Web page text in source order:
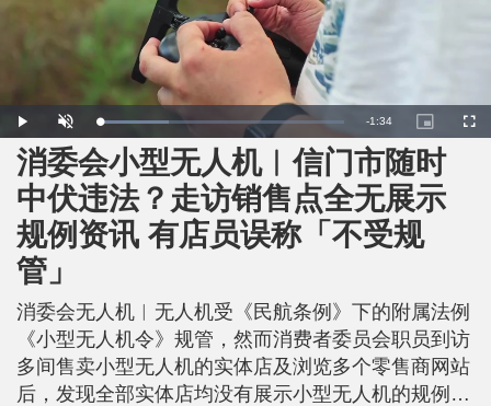
P
l
a
y
U
n
m
u
t
e
L
o
d
e
d
:
2
8
.
0
R
e
m
a
i
i
n
-1:34
P
i
c
t
u
e
-
i
r
e
F
u
消委会小型无人机︱信门市随时
中伏违法？走访销售点全无展示
规例资讯 有店员误称「不受规
管」
消委会无人机︱无人机受《民航条例》下的附属法例
《小型无人机令》规管，然而消费者委员会职员到访
多间售卖小型无人机的实体店及浏览多个零售商网站
后，发现全部实体店均没有展示小型无人机的规例资